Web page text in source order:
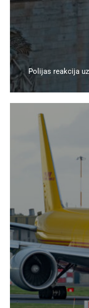
Polijas reakcija